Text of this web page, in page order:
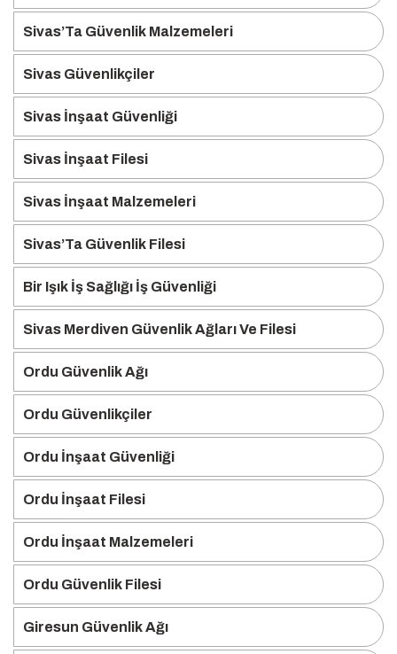
Sivas’Ta Güvenlik Malzemeleri
Sivas Güvenlikçiler
Sivas İnşaat Güvenliği
Sivas İnşaat Filesi
Sivas İnşaat Malzemeleri
Sivas’Ta Güvenlik Filesi
Bir Işık İş Sağlığı İş Güvenliği
Sivas Merdiven Güvenlik Ağları Ve Filesi
Ordu Güvenlik Ağı
Ordu Güvenlikçiler
Ordu İnşaat Güvenliği
Ordu İnşaat Filesi
Ordu İnşaat Malzemeleri
Ordu Güvenlik Filesi
Giresun Güvenlik Ağı